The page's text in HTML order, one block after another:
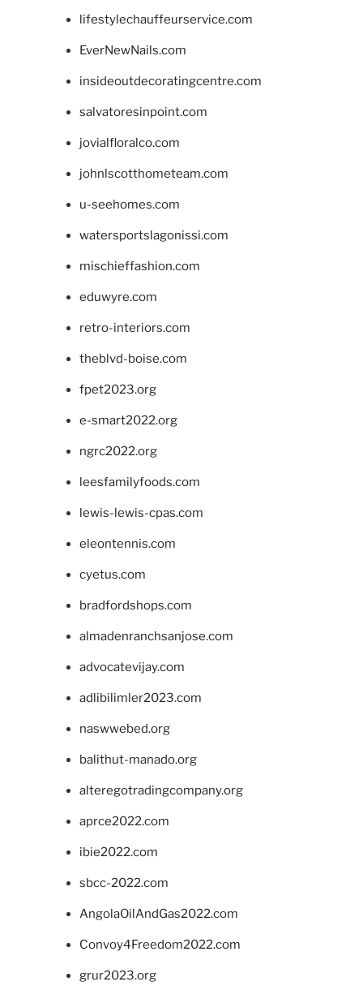
lifestylechauffeurservice.com
EverNewNails.com
insideoutdecoratingcentre.com
salvatoresinpoint.com
jovialfloralco.com
johnlscotthometeam.com
u-seehomes.com
watersportslagonissi.com
mischieffashion.com
eduwyre.com
retro-interiors.com
theblvd-boise.com
fpet2023.org
e-smart2022.org
ngrc2022.org
leesfamilyfoods.com
lewis-lewis-cpas.com
eleontennis.com
cyetus.com
bradfordshops.com
almadenranchsanjose.com
advocatevijay.com
adlibilimler2023.com
naswwebed.org
balithut-manado.org
alteregotradingcompany.org
aprce2022.com
ibie2022.com
sbcc-2022.com
AngolaOilAndGas2022.com
Convoy4Freedom2022.com
grur2023.org